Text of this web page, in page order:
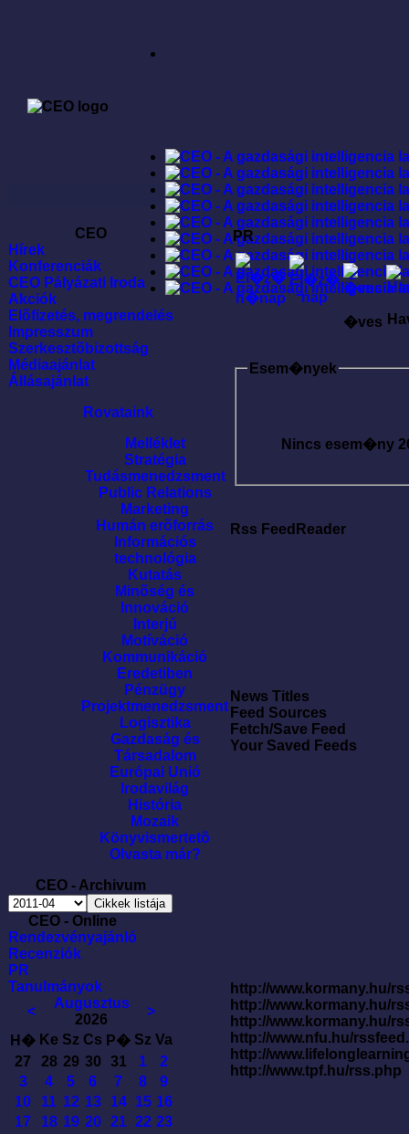
CEO
Hírek
Konferenciák
CEO Pályázati Iroda
Akciók
Elõfizetés, megrendelés
Impresszum
Szerkesztõbizottság
Médiaajánlat
Állásajánlat
Rovataink
Melléklet
Stratégia
Tudásmenedzsment
Public Relations
Marketing
Humán erõforrás
Információs
technológia
Kutatás
Minõség és
Innováció
Interjú
Motíváció
Kommunikáció
Eredetiben
Pénzügy
Projektmenedzsment
Logisztika
Gazdaság és
Társadalom
Európai Unió
Irodavilág
História
Mozaik
Könyvismertetõ
Olvasta már?
CEO - Archivum
CEO - Online
Rendezvényajánló
Recenziók
PR
Tanulmányok
<
Augusztus
2026
>
H� Ke Sz Cs P� Sz Va
27
28 29 30 31 1
2
3
4 5 6 7 8
9
10
11 12 13 14 15 16
17
18 19 20 21 22 23
PR
�ves
Esem�nyek
Nincs esem�ny
Rss FeedReader
News Titles
Feed Sources
Fetch/Save Feed
Your Saved Feeds
http://www.kormany.hu/
http://www.kormany.hu/
http://www.kormany.hu/
http://www.nfu.hu/
http://
http://www.tpf.hu/rss.php